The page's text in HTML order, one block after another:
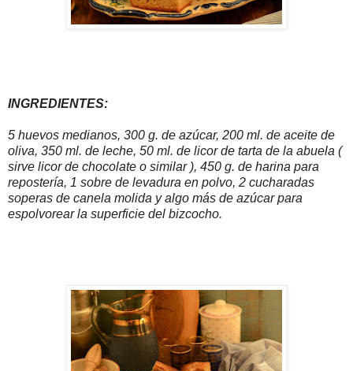
INGREDIENTES:
5 huevos medianos, 300 g. de azúcar, 200 ml. de aceite de
oliva, 350 ml. de leche, 50 ml. de licor de tarta de la abuela (
sirve licor de chocolate o similar ), 450 g. de harina para
repostería, 1 sobre de levadura en polvo, 2 cucharadas
soperas de canela molida y algo más de azúcar para
espolvorear la superficie del bizcocho.